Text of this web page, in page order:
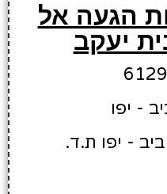
הגעה אל
יעקב
- יפו
- יפו ת.ד.